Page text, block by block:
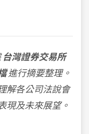
台灣證券交易所
進行摘要整理。
解各公司法說會
現及未來展望。